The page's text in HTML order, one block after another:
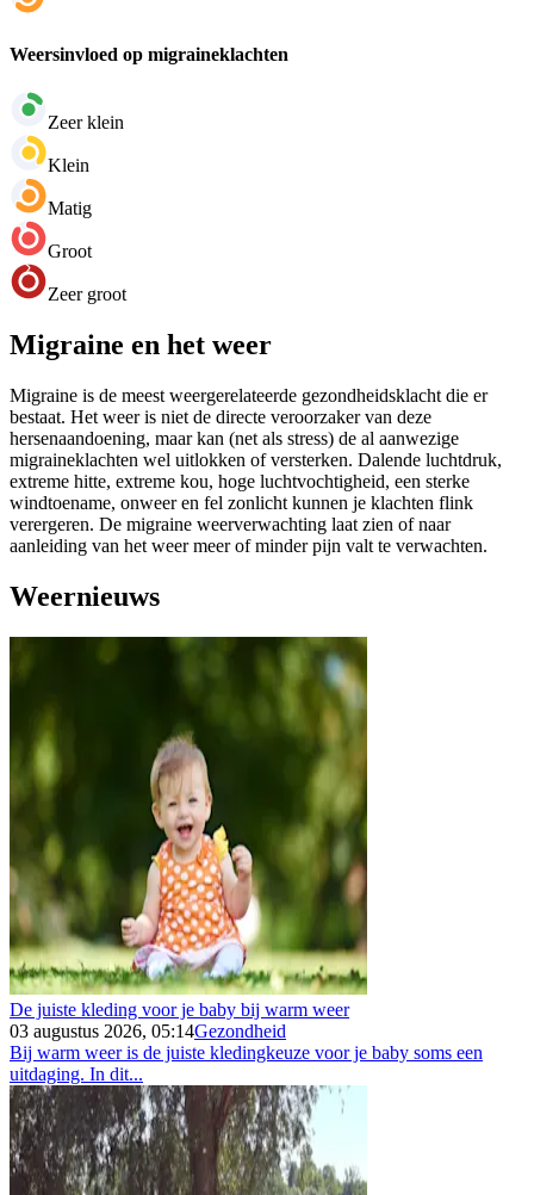
Weersinvloed op migraineklachten
Zeer klein
Klein
Matig
Groot
Zeer groot
Migraine en het weer
Migraine is de meest weergerelateerde gezondheidsklacht die er
bestaat. Het weer is niet de directe veroorzaker van deze
hersenaandoening, maar kan (net als stress) de al aanwezige
migraineklachten wel uitlokken of versterken. Dalende luchtdruk,
extreme hitte, extreme kou, hoge luchtvochtigheid, een sterke
windtoename, onweer en fel zonlicht kunnen je klachten flink
verergeren. De migraine weerverwachting laat zien of naar
aanleiding van het weer meer of minder pijn valt te verwachten.
Weernieuws
De juiste kleding voor je baby bij warm weer
03 augustus 2026, 05:14Gezondheid
Bij warm weer is de juiste kledingkeuze voor je baby soms een
uitdaging. In dit...